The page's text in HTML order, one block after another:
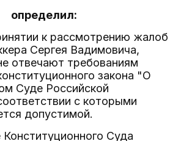
определил:
к рассмотрению жалоб
Сергея Вадимовича,
отвечают требованиям
закона "О
Суде Российской
с которыми
допустимой.
Суда